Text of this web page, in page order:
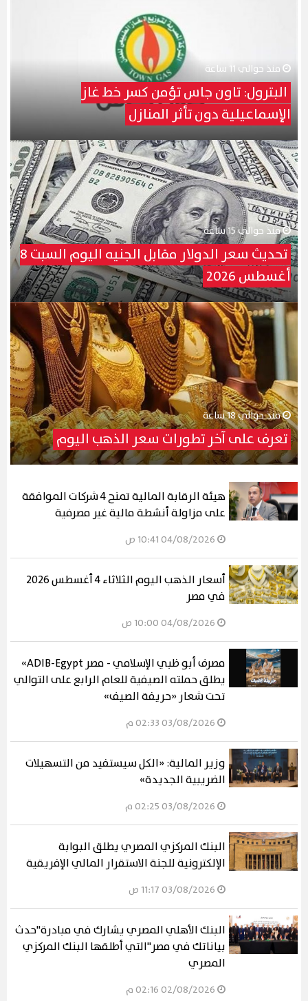
منذ حوالي 11 ساعة
البترول: تاون جاس تؤمن كسر خط غاز
الإسماعيلية دون تأثر المنازل
منذ حوالي 15 ساعة
تحديث سعر الدولار مقابل الجنيه اليوم السبت 8
أغسطس 2026
منذ حوالي 18 ساعة
تعرف على آخر تطورات سعر الذهب اليوم
هيئة الرقابة المالية تمنح 4 شركات الموافقة
على مزاولة أنشطة مالية غير مصرفية
أسعار الذهب اليوم الثلاثاء 4 أغسطس 2026
في مصر
مصرف أبو ظبي الإسلامي - مصر ADIB-Egypt»
يطلق حملته الصيفية للعام الرابع على التوالي
تحت شعار «حريفة الصيف»
وزير المالية: «الكل سيستفيد من التسهيلات
الضريبية الجديدة»
البنك المركزي المصري يطلق البوابة
الإلكترونية للجنة الاستقرار المالي الإفريقية
البنك الأهلي المصري يشارك في مبادرة"حدث
بياناتك في مصر"التي أطلقها البنك المركزي
المصري